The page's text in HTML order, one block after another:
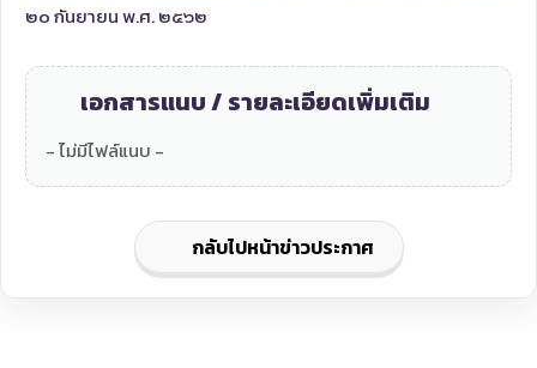
๒๐ กันยายน พ.ศ. ๒๕๖๒
เอกสารแนบ / รายละเอียดเพิ่มเติม
- ไม่มีไฟล์แนบ -
กลับไปหน้าข่าวประกาศ